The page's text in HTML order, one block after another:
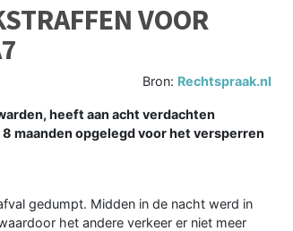
VOOR
Bron: Rechtspraak.nl
heeft aan acht verdachten
maanden opgelegd voor het versperren
gedumpt. Midden in de nacht werd in
het andere verkeer er niet meer